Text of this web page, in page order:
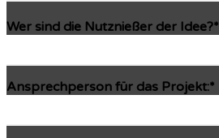
Wer sind die Nutznießer der Idee?*
Ansprechperson für das Projekt:*